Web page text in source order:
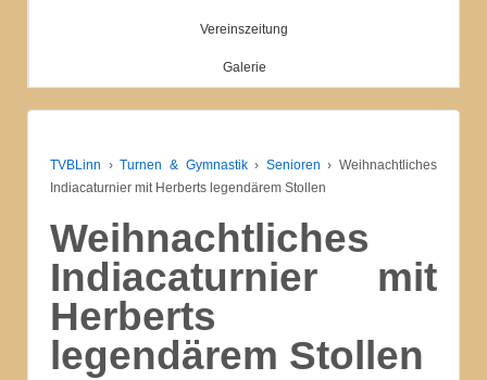
Vereinszeitung
Galerie
TVBLinn › Turnen & Gymnastik › Senioren › Weihnachtliches
Indiacaturnier mit Herberts legendärem Stollen
Weihnachtliches
Indiacaturnier mit
Herberts
legendärem Stollen